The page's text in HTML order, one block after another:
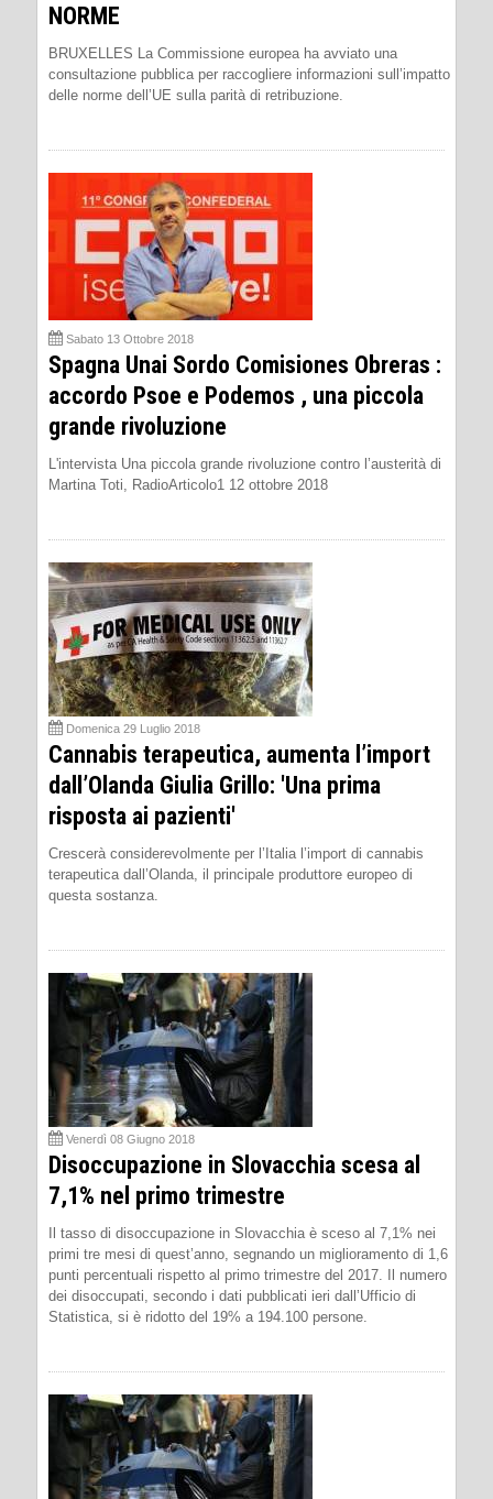
NORME
BRUXELLES La Commissione europea ha avviato una
consultazione pubblica per raccogliere informazioni sull’impatto
delle norme dell’UE sulla parità di retribuzione.
Sabato 13 Ottobre 2018
Spagna Unai Sordo Comisiones Obreras :
accordo Psoe e Podemos , una piccola
grande rivoluzione
L'intervista Una piccola grande rivoluzione contro l’austerità di
Martina Toti, RadioArticolo1 12 ottobre 2018
Domenica 29 Luglio 2018
Cannabis terapeutica, aumenta l’import
dall’Olanda Giulia Grillo: 'Una prima
risposta ai pazienti'
Crescerà considerevolmente per l’Italia l’import di cannabis
terapeutica dall’Olanda, il principale produttore europeo di
questa sostanza.
Venerdì 08 Giugno 2018
Disoccupazione in Slovacchia scesa al
7,1% nel primo trimestre
Il tasso di disoccupazione in Slovacchia è sceso al 7,1% nei
primi tre mesi di quest’anno, segnando un miglioramento di 1,6
punti percentuali rispetto al primo trimestre del 2017. Il numero
dei disoccupati, secondo i dati pubblicati ieri dall’Ufficio di
Statistica, si è ridotto del 19% a 194.100 persone.